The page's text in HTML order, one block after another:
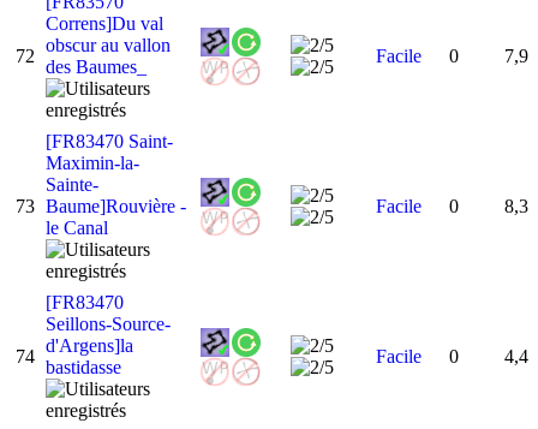
72
Correns]Du val
obscur au vallon
des Baumes_
Facile 0
73
[FR83470 Saint-
Maximin-la-
Sainte-
Baume]Rouvière -
le Canal
Facile 0
74
[FR83470
Seillons-Source-
d'Argens]la
bastidasse
Facile 0